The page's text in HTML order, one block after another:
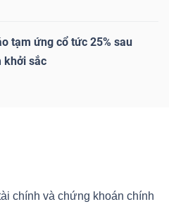
tạm ứng cổ tức 25% sau
khởi sắc
chính và chứng khoán chính